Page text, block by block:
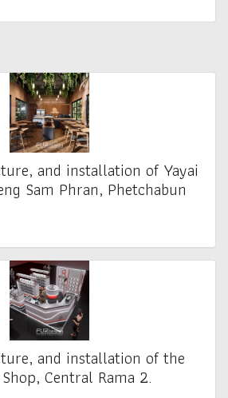
and installation of Yayai
Sam Phran, Phetchabun
and installation of the
Central Rama 2.